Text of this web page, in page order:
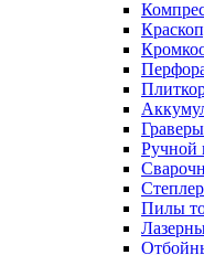
Граверы
Ручной
Пилы